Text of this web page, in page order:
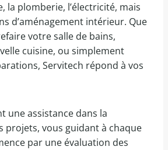
la plomberie, l’électricité, mais
d’aménagement intérieur. Que
votre salle de bains,
cuisine, ou simplement
Servitech répond à vos
une assistance dans la
projets, vous guidant à chaque
par une évaluation des